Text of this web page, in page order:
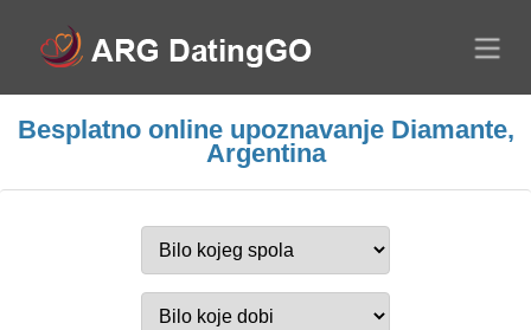
Besplatno online upoznavanje Diamante,
Argentina